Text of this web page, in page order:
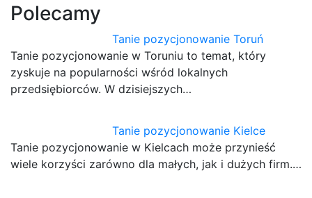
Polecamy
Tanie pozycjonowanie Toruń
Tanie pozycjonowanie w Toruniu to temat, który
zyskuje na popularności wśród lokalnych
przedsiębiorców. W dzisiejszych…
Tanie pozycjonowanie Kielce
Tanie pozycjonowanie w Kielcach może przynieść
wiele korzyści zarówno dla małych, jak i dużych firm.…